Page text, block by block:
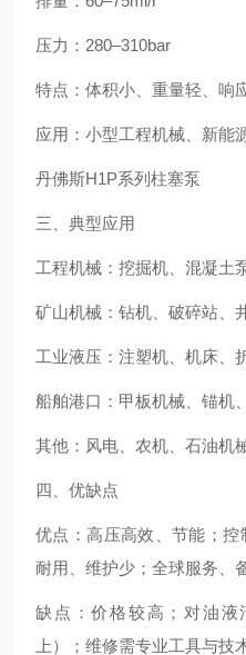
压力：280–310bar
特点：体积小、重量轻、响
应用：小型工程机械、新能
丹佛斯H1P系列柱塞泵
三、典型应用
工程机械：挖掘机、混凝土
矿山机械：钻机、破碎站、
工业液压：注塑机、机床、
船舶港口：甲板机械、锚机
其他：风电、农机、石油机
四、优缺点
优点：高压高效、节能；控
耐用、维护少；全球服务、
缺点：价格较高；对油液
上）；维修需专业工具与技